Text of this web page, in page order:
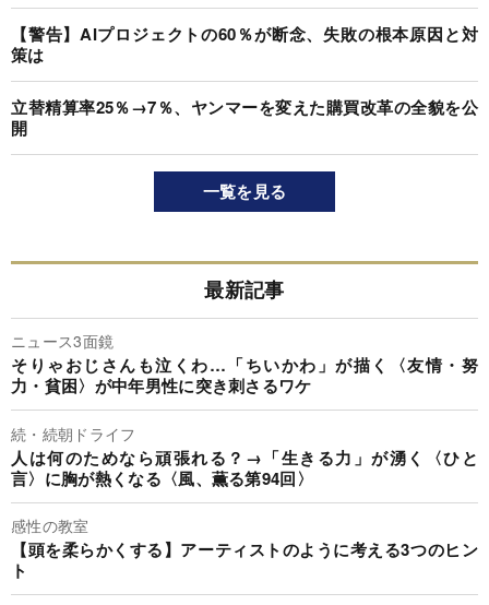
【警告】AIプロジェクトの60％が断念、失敗の根本原因と対
策は
立替精算率25％→7％、ヤンマーを変えた購買改革の全貌を公
開
一覧を見る
最新記事
ニュース3面鏡
そりゃおじさんも泣くわ…「ちいかわ」が描く〈友情・努
力・貧困〉が中年男性に突き刺さるワケ
続・続朝ドライフ
人は何のためなら頑張れる？→「生きる力」が湧く〈ひと
言〉に胸が熱くなる〈風、薫る第94回〉
感性の教室
【頭を柔らかくする】アーティストのように考える3つのヒン
ト